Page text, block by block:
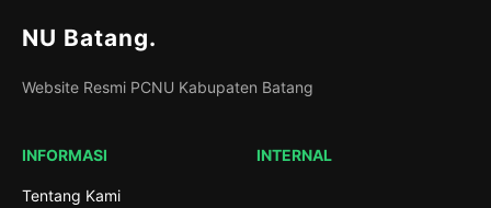
NU Batang.
Website Resmi PCNU Kabupaten Batang
INFORMASI
Tentang Kami
INTERNAL